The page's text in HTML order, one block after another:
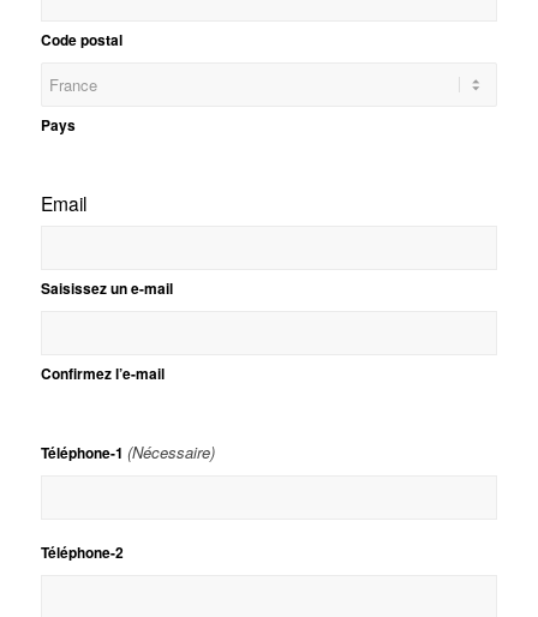
Code postal
Pays
Email
Saisissez un e-mail
Confirmez l’e-mail
Téléphone-1 (Nécessaire)
Téléphone-2